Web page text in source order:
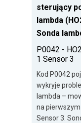
sterujący
lambda
Sonda
P0042 -
1 Sensor 3
Kod P0042
wykryje
lambda –
na pierwszym
Sensor 3.